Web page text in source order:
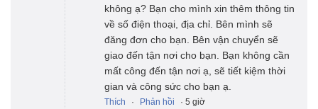
không ạ? Bạn cho mình xin thêm thông tin
về số điện thoại, địa chỉ. Bên mình sẽ
đăng đơn cho bạn. Bên vận chuyển sẽ
giao đến tận nơi cho bạn. Bạn không cần
mất công đến tận nơi ạ, sẽ tiết kiệm thời
gian và công sức cho bạn ạ.
Thích · Phản hồi · 5 giờ